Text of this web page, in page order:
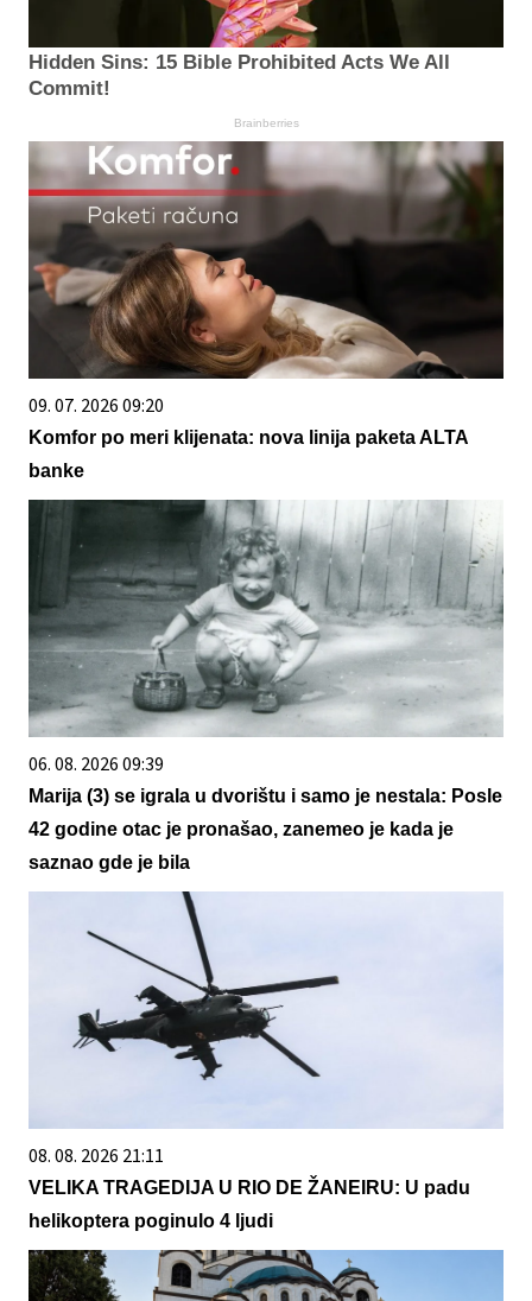
Hidden Sins: 15 Bible Prohibited Acts We All
Commit!
Brainberries
09. 07. 2026 09:20
Komfor po meri klijenata: nova linija paketa ALTA
banke
06. 08. 2026 09:39
Marija (3) se igrala u dvorištu i samo je nestala: Posle
42 godine otac je pronašao, zanemeo je kada je
saznao gde je bila
08. 08. 2026 21:11
VELIKA TRAGEDIJA U RIO DE ŽANEIRU: U padu
helikoptera poginulo 4 ljudi